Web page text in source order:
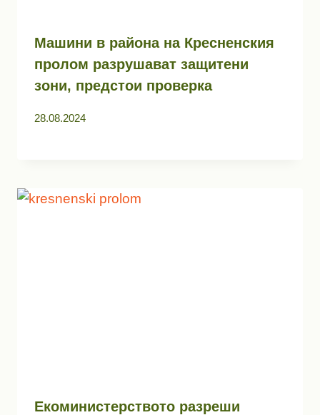
Машини в района на Кресненския
пролом разрушават защитени
зони, предстои проверка
28.08.2024
Екоминистерството разреши